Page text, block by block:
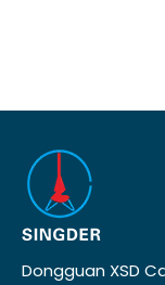
Dongguan XSD